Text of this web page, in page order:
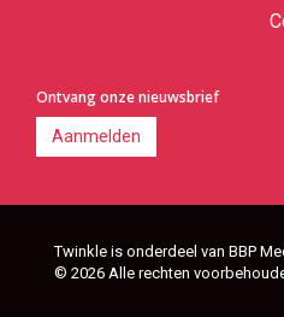
Ontvang onze nieuwsbrief
Aanmelden
Twinkle is onderdeel van BBP
© 2026 Alle rechten